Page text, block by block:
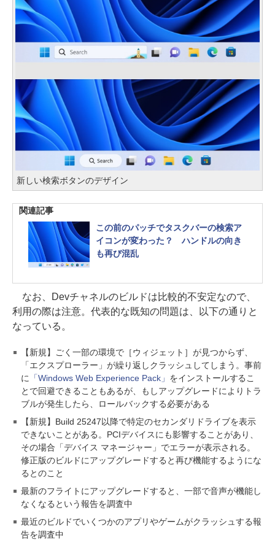
新しい検索ボタンのデザイン
関連記事
この前のパッチでタスクバーの検索ア
イコンが変わった？ ハンドルの向き
も再び混乱
なお、Devチャネルのビルドは比較的不安定なので、
利用の際は注意。代表的な既知の問題は、以下の通りと
なっている。
【新規】ごく一部の環境で［ウィジェット］が見つからず、
「エクスプローラー」が繰り返しクラッシュしてしまう。事前
に
「Windows Web Experience Pack」 をインストールするこ
とで回避できることもあるが、もしアップグレードによりトラ
ブルが発生したら、ロールバックする必要がある
【新規】Build 25247以降で特定のセカンダリドライブを表示
できないことがある。PCIデバイスにも影響することがあり、
その場合「デバイス マネージャー」でエラーが表示される。
修正版のビルドにアップグレードすると再び機能するようにな
るとのこと
最新のフライトにアップグレードすると、一部で音声が機能し
なくなるという報告を調査中
最近のビルドでいくつかのアプリやゲームがクラッシュする報
告を調査中